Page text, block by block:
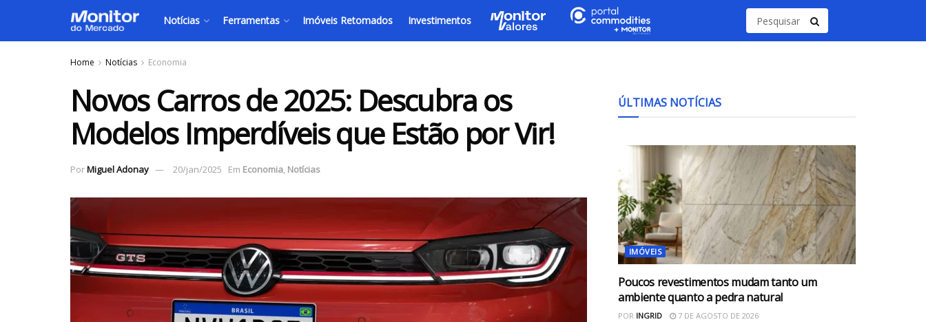
Notícias Ferramentas Imóveis Retomados Investimentos
Home Notícias Economia
Novos Carros de 2025: Descubra os
Modelos Imperdíveis que Estão por Vir!
PorMiguel Adonay 20/jan/2025 Em Economia, Notícias
ÚLTIMAS NOTÍCIAS
IMÓVEIS
Poucos revestimentos mudam tanto um
ambiente quanto a pedra natural
POR INGRID 7 DE AGOSTO DE 2026